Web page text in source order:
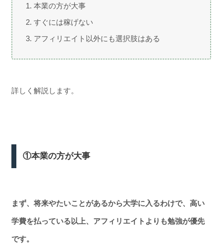
本業の方が大事
すぐには稼げない
アフィリエイト以外にも選択肢はある
詳しく解説します。
①本業の方が大事
まず、将来やたいことがあるから大学に入るわけで、高い
学費を払っている以上、アフィリエイトよりも勉強が優先
です。